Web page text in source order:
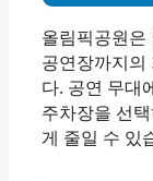
올림픽공원은
공연장까지의
다. 공연 무대
주차장을 선
게 줄일 수 있